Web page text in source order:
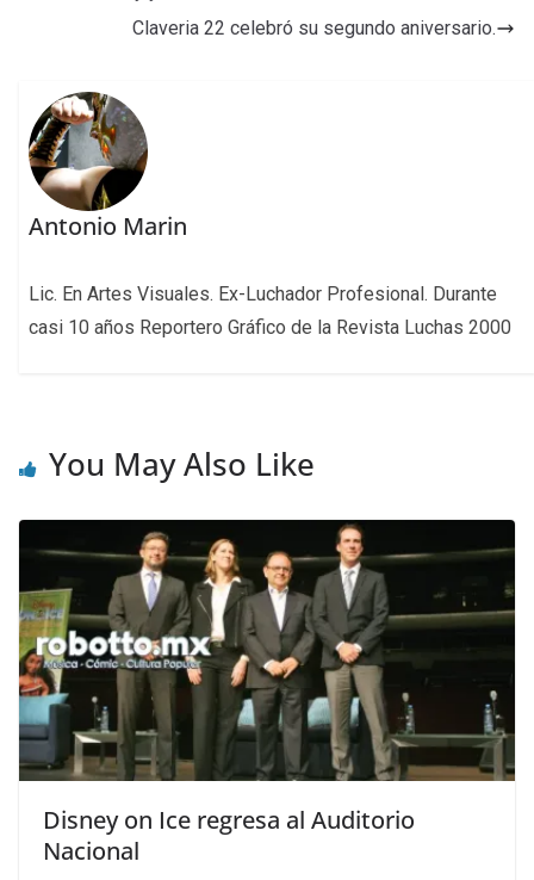
Claveria 22 celebró su segundo aniversario.
Antonio Marin
Lic. En Artes Visuales. Ex-Luchador Profesional. Durante
casi 10 años Reportero Gráfico de la Revista Luchas 2000
You May Also Like
Disney on Ice regresa al Auditorio
Nacional